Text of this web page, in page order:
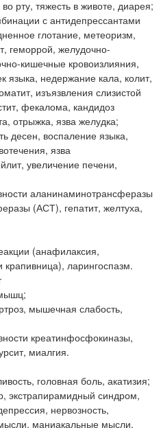
рту, тяжесть в животе, диарея;
с антидепрессантами
глотание, метеоризм,
геморрой, желудочно-
кишечные кровоизлияния,
языка, недержание кала, колит,
изъязвления слизистой
фекалома, кандидоз
отрыжка, язва желудка;
десен, воспаление языка,
язва
увеличение печени,
аланинаминотрансферазы
(АСТ), гепатит, желтуха,
(анафилаксия,
крапивница), ларингоспазм.
мышечная слабость,
креатинфосфокиназы,
миалгия.
головная боль, акатизия;
экстрапирамидный синдром,
нервозность,
маниакальные мысли,